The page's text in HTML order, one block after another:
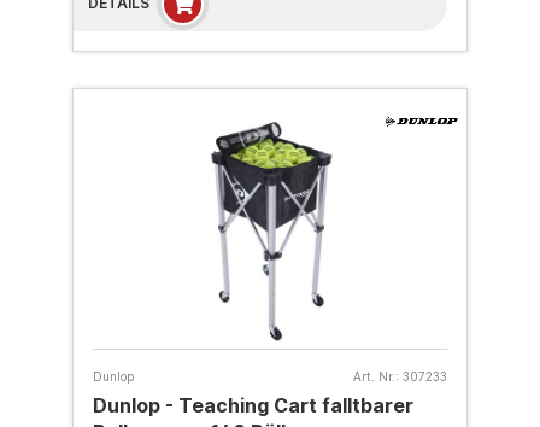
Dunlop Art. Nr.: 307233
Dunlop - Teaching Cart falltbarer